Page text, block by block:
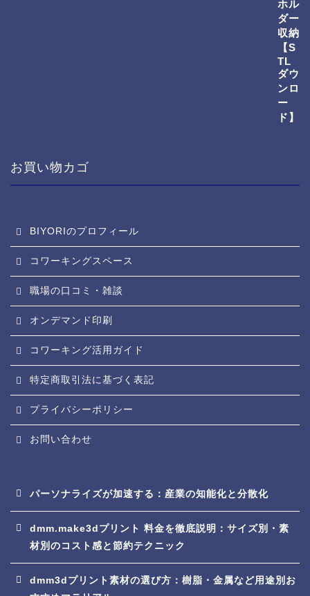
お買い物カゴ
BIYORIのプロフィール
コワーキングスペース
職場の口コミ・雑談
オンデマンド印刷
コワーキング活用ガイド
特定商取引法に基づく表記
プライバシーポリシー
お問い合わせ
パーソナライズが加速する：産業の知能化と分散化
dmm.make3dプリント 料金を徹底説明：サイズ別・素
材別のコスト感と節約テクニック
dmm3dプリント素材の選び方：樹脂・金属など用途別お